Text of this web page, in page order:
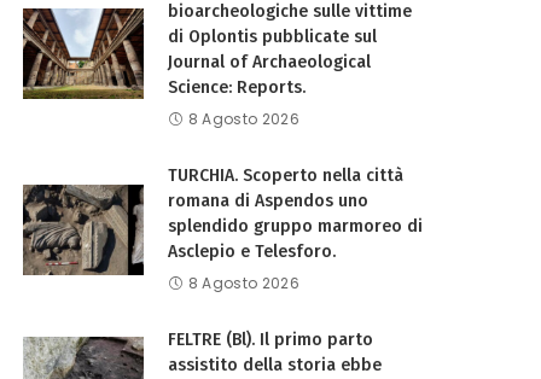
bioarcheologiche sulle vittime
di Oplontis pubblicate sul
Journal of Archaeological
Science: Reports.
8 Agosto 2026
TURCHIA. Scoperto nella città
romana di Aspendos uno
splendido gruppo marmoreo di
Asclepio e Telesforo.
8 Agosto 2026
FELTRE (Bl). Il primo parto
assistito della storia ebbe